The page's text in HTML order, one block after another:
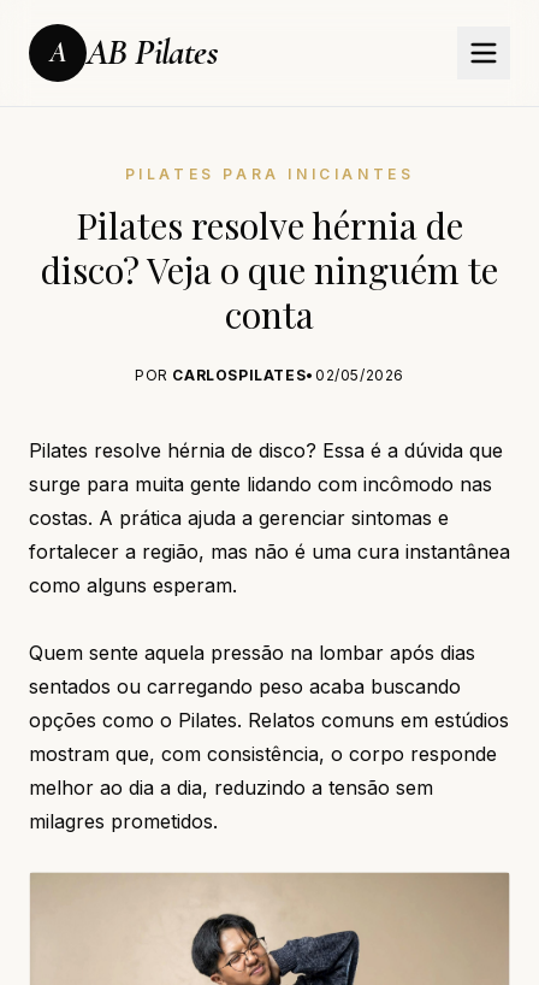
A AB Pilates
PILATES PARA INICIANTES
Pilates resolve hérnia de
disco? Veja o que ninguém te
conta
POR CARLOSPILATES• 02/05/2026
Pilates resolve hérnia de disco? Essa é a dúvida que
surge para muita gente lidando com incômodo nas
costas. A prática ajuda a gerenciar sintomas e
fortalecer a região, mas não é uma cura instantânea
como alguns esperam.
Quem sente aquela pressão na lombar após dias
sentados ou carregando peso acaba buscando
opções como o Pilates. Relatos comuns em estúdios
mostram que, com consistência, o corpo responde
melhor ao dia a dia, reduzindo a tensão sem
milagres prometidos.